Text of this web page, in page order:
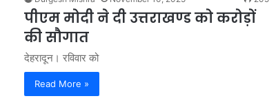
पीएम मोदी ने दी उत्तराखण्ड को करोड़ों
की सौगात
देहरादून। रविवार को
Read More »